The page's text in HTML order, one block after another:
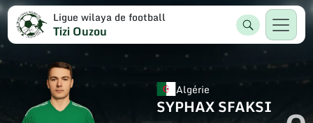
Ligue wilaya de football
Tizi Ouzou
Algérie
SYPHAX SFAKSI